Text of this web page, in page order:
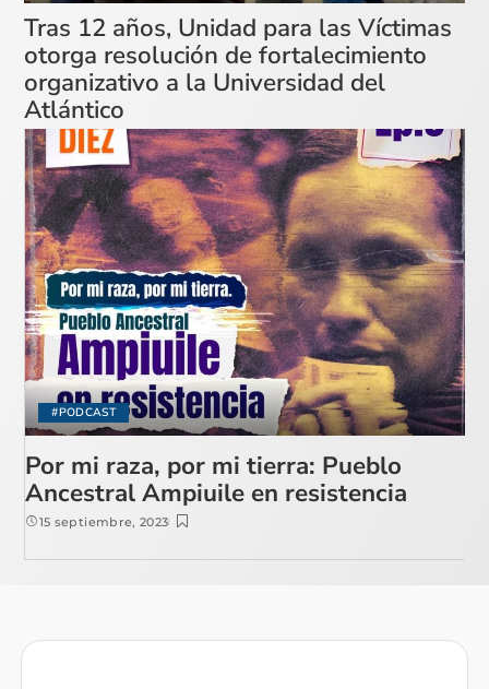
Tras 12 años, Unidad para las Víctimas
otorga resolución de fortalecimiento
organizativo a la Universidad del
Atlántico
#PODCAST
Por mi raza, por mi tierra: Pueblo
Ancestral Ampiuile en resistencia
15 septiembre, 2023